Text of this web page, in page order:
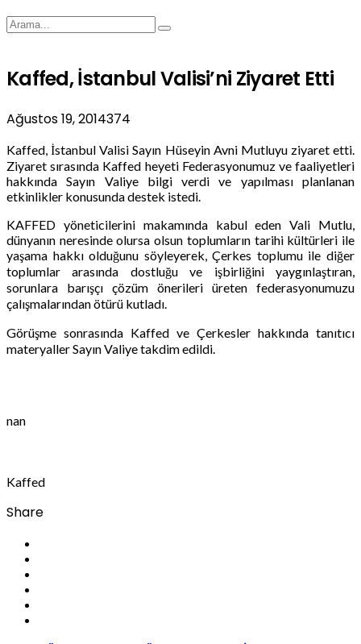
Kaffed, İstanbul Valisi’ni Ziyaret Etti
Ağustos 19, 2014374
Kaffed, İstanbul Valisi Sayın Hüseyin Avni Mutluyu ziyaret etti.
Ziyaret sırasında Kaffed heyeti Federasyonumuz ve faaliyetleri
hakkında Sayın Valiye bilgi verdi ve yapılması planlanan
etkinlikler konusunda destek istedi.
KAFFED yöneticilerini makamında kabul eden Vali Mutlu,
dünyanın neresinde olursa olsun toplumların tarihi kültürleri ile
yaşama hakkı olduğunu söyleyerek, Çerkes toplumu ile diğer
toplumlar arasında dostluğu ve işbirliğini yaygınlaştıran,
sorunlara barışçı çözüm önerileri üreten federasyonumuzu
çalışmalarından ötürü kutladı.
Görüşme sonrasında Kaffed ve Çerkesler hakkında tanıtıcı
materyaller Sayın Valiye takdim edildi.
nan
Kaffed
Share